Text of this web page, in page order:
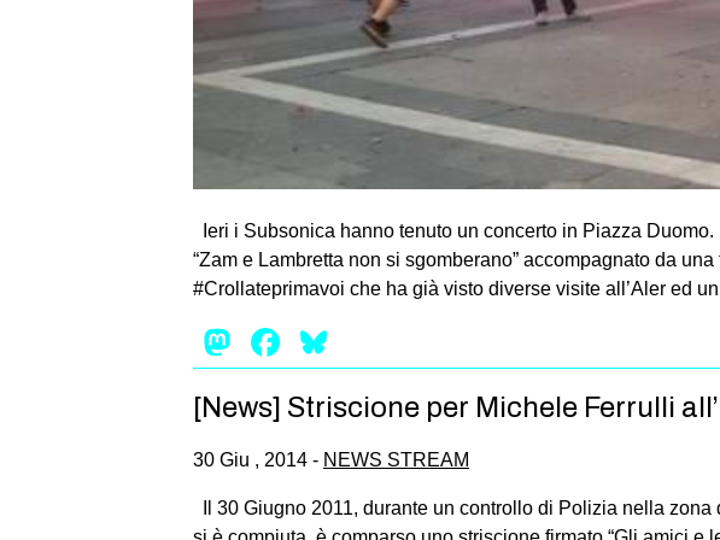
Ieri i Subsonica hanno tenuto un concerto in Piazza
“Zam e Lambretta non si sgomberano” accompagnato da
#Crollateprimavoi che ha già visto diverse visite all’Aler ed
Mastodon
Facebook
[News] Striscione per Michele Ferrulli
30 Giu , 2014 - NEWS STREAM
Il 30 Giugno 2011, durante un controllo di Polizia nella